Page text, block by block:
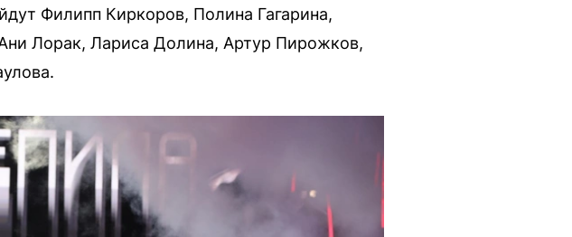
Филипп Киркоров, Полина Гагарина,
Лорак, Лариса Долина, Артур Пирожков,